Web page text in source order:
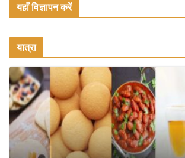
यहाँ विज्ञापन करें
यात्रा